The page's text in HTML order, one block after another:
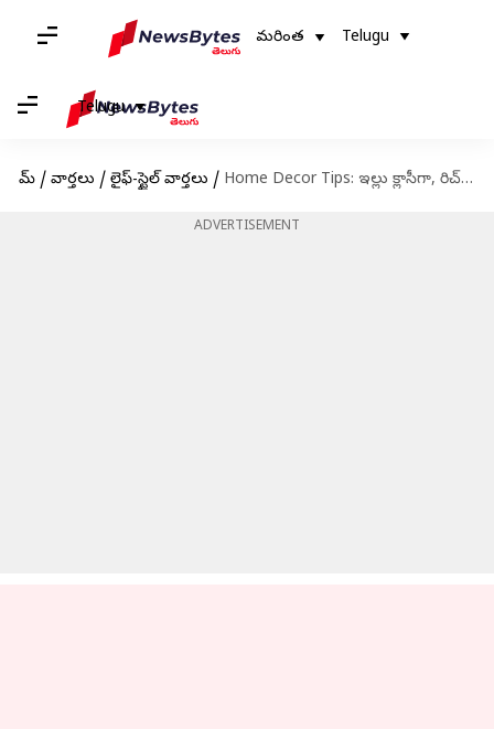
మరింత Telugu
Telugu
హోమ్ / వార్తలు / లైఫ్-స్టైల్ వార్తలు / Home Decor Tips: ఇల్లు క్లాసీగా, రిచ్‍గా కనిపించాలంటే ఈ టిప్స్ పాటించండి!
ADVERTISEMENT